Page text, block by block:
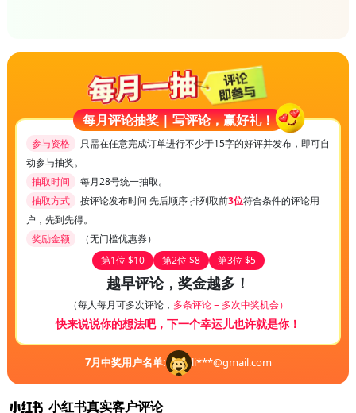
每月评论抽奖 | 写评论，赢好礼！
参与资格
只需在任意完成订单进行不少于15字的好评并发布，即可自
动参与抽奖。
抽取时间
每月28号统一抽取。
抽取方式
按评论发布时间 先后顺序 排列取前3位符合条件的评论用
户，先到先得。
奖励金额
（无门槛优惠券）
第1位 $10
第2位 $8 第3位 $5
越早评论，奖金越多！
（每人每月可多次评论， 多条评论 = 多次中奖机会）
快来说说你的想法吧，下一个幸运儿也许就是你！
7月中奖用户名单: li***@gmail.com
小红书真实客户评论